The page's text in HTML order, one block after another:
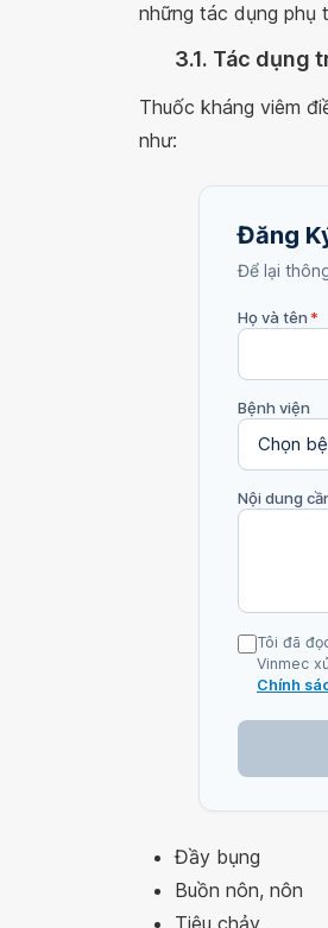
những tác dụng phụ
3.1. Tác dụng
Thuốc kháng viêm
như:
Đăng
Để lại
Họ và tên*
Bệnh viện
Nội dung
Tôi đã
Vinmec
Chính
Đầy bụng
Buồn nôn, nôn
Tiêu chảy